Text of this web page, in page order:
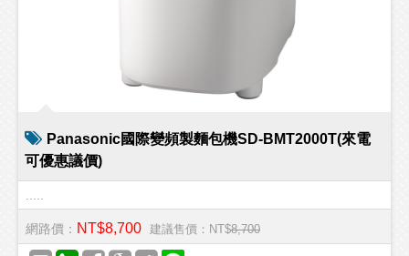
Panasonic國際變頻製麵包機SD-BMT2000T(來電
可優惠議價)
網路價： NT$8,700 建議售價：NT$8,700